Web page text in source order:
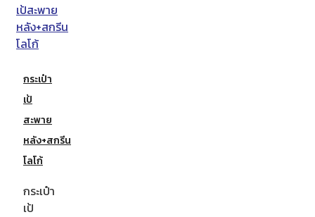
กระเป๋า
เป้
สะพาย
หลัง+สกรีน
โลโก้
กระเป๋า
เป้